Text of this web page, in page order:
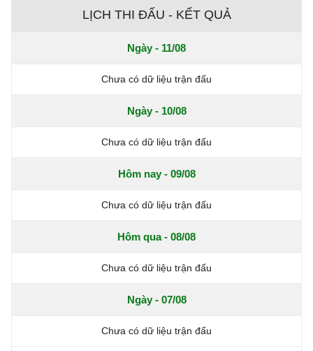
LỊCH THI ĐẤU - KẾT QUẢ
Ngày - 11/08
Chưa có dữ liệu trận đấu
Ngày - 10/08
Chưa có dữ liệu trận đấu
Hôm nay - 09/08
Chưa có dữ liệu trận đấu
Hôm qua - 08/08
Chưa có dữ liệu trận đấu
Ngày - 07/08
Chưa có dữ liệu trận đấu